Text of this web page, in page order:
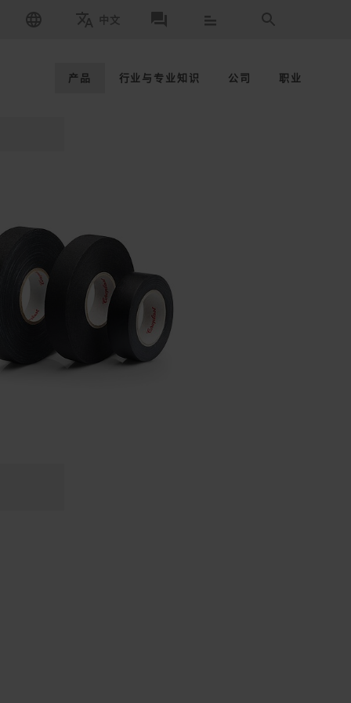
请选择品牌和国家
中文
请选择语言取得联系 搜索
产品 行业与专业知识 公司 职业